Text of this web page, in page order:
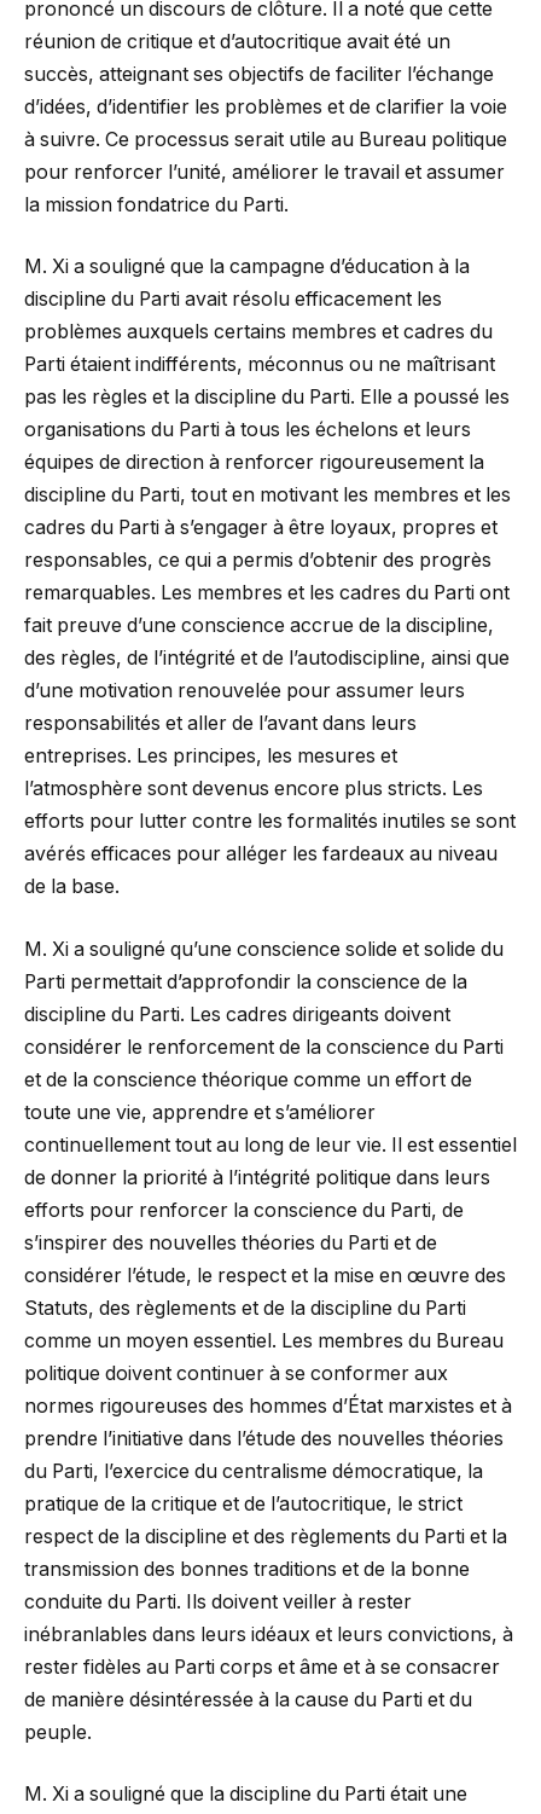
prononcé un discours de clôture. Il a noté que cette
réunion de critique et d’autocritique avait été un
succès, atteignant ses objectifs de faciliter l’échange
d’idées, d’identifier les problèmes et de clarifier la voie
à suivre. Ce processus serait utile au Bureau politique
pour renforcer l’unité, améliorer le travail et assumer
la mission fondatrice du Parti.
M. Xi a souligné que la campagne d’éducation à la
discipline du Parti avait résolu efficacement les
problèmes auxquels certains membres et cadres du
Parti étaient indifférents, méconnus ou ne maîtrisant
pas les règles et la discipline du Parti. Elle a poussé les
organisations du Parti à tous les échelons et leurs
équipes de direction à renforcer rigoureusement la
discipline du Parti, tout en motivant les membres et les
cadres du Parti à s’engager à être loyaux, propres et
responsables, ce qui a permis d’obtenir des progrès
remarquables. Les membres et les cadres du Parti ont
fait preuve d’une conscience accrue de la discipline,
des règles, de l’intégrité et de l’autodiscipline, ainsi que
d’une motivation renouvelée pour assumer leurs
responsabilités et aller de l’avant dans leurs
entreprises. Les principes, les mesures et
l’atmosphère sont devenus encore plus stricts. Les
efforts pour lutter contre les formalités inutiles se sont
avérés efficaces pour alléger les fardeaux au niveau
de la base.
M. Xi a souligné qu’une conscience solide et solide du
Parti permettait d’approfondir la conscience de la
discipline du Parti. Les cadres dirigeants doivent
considérer le renforcement de la conscience du Parti
et de la conscience théorique comme un effort de
toute une vie, apprendre et s’améliorer
continuellement tout au long de leur vie. Il est essentiel
de donner la priorité à l’intégrité politique dans leurs
efforts pour renforcer la conscience du Parti, de
s’inspirer des nouvelles théories du Parti et de
considérer l’étude, le respect et la mise en œuvre des
Statuts, des règlements et de la discipline du Parti
comme un moyen essentiel. Les membres du Bureau
politique doivent continuer à se conformer aux
normes rigoureuses des hommes d’État marxistes et à
prendre l’initiative dans l’étude des nouvelles théories
du Parti, l’exercice du centralisme démocratique, la
pratique de la critique et de l’autocritique, le strict
respect de la discipline et des règlements du Parti et la
transmission des bonnes traditions et de la bonne
conduite du Parti. Ils doivent veiller à rester
inébranlables dans leurs idéaux et leurs convictions, à
rester fidèles au Parti corps et âme et à se consacrer
de manière désintéressée à la cause du Parti et du
peuple.
M. Xi a souligné que la discipline du Parti était une